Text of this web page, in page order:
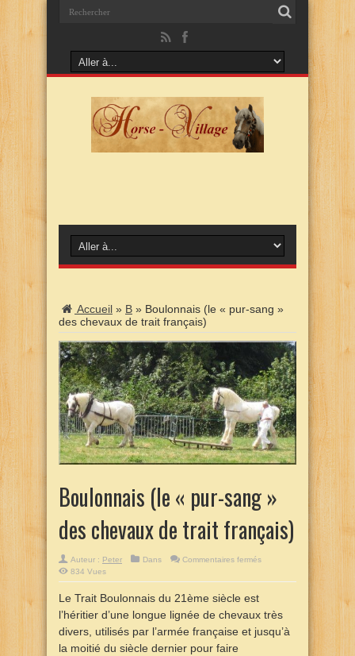
Accueil » B » Boulonnais (le « pur-sang »
des chevaux de trait français)
Boulonnais (le « pur-sang »
des chevaux de trait français)
Auteur : Peter Dans Commentaires fermés
«
»
des
chevaux
de
834 Vues
Le Trait Boulonnais du 21ème siècle est
l’héritier d’une longue lignée de chevaux très
divers, utilisés par l’armée française et jusqu’à
la moitié du siècle dernier pour faire